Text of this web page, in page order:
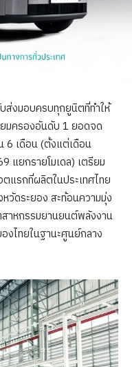
ส่งมอบครบทุกยูนิตที่ทำให้
ยมครองอันดับ 1 ยอดจด
6 เดือน (ตั้งแต่เดือน
แยกรายโมเดล) เตรียม
แรกที่ผลิตในประเทศไทย
วัดระยอง สะท้อนความมุ่ง
าหกรรมยานยนต์พลังงาน
งไทยในฐานะศูนย์กลาง